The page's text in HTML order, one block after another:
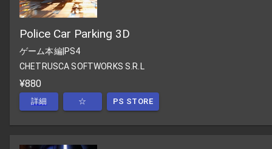
Police Car Parking 3D
ゲーム本編| PS4
CHETRUSCA SOFTWORKS S.R.L
¥880
詳細 ☆ PS STORE